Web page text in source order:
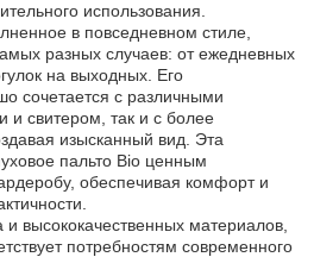
использования.
в повседневном стиле,
разных случаев: от ежедневных
на выходных. Его
сочетается с различными
и свитером, так и с более
изысканный вид. Эта
пальто Bio ценным
обеспечивая комфорт и
высококачественных материалов,
потребностям современного